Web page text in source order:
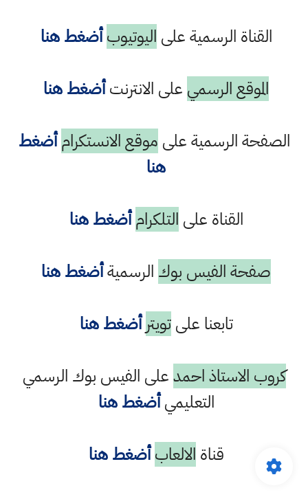
القناة الرسمية على اليوتيوب أضغط هنا
الموقع الرسمي على الانترنتأضغط هنا
الصفحة الرسمية على موقع الانستكرام أضغط
هنا
القناة على التلكرام أضغط هنا
صفحة الفيس بوك الرسميةأضغط هنا
تابعنا علىتويتر أضغط هنا
كروب الاستاذ احمدعلى الفيس بوك الرسمي
التعليميأضغط هنا
قناة الالعاب أضغط هنا